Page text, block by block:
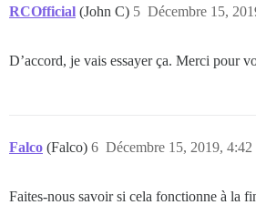
RCOfficial (John C) Décembre 15,
5
D’accord, je vais essayer ça. Merci pour
Falco (Falco) Décembre 15, 2019, 4:42
6
Faites-nous savoir si cela fonctionne à la